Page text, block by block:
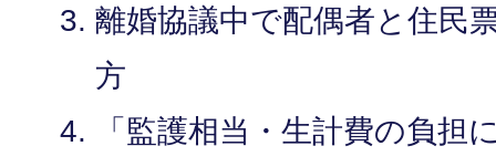
離婚協議中で配偶者と住民
方
「監護相当・生計費の負担